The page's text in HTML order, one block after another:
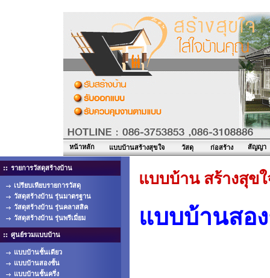
หน้าหลัก แบบบ้านสร้างสุขใจ วัสดุ ก่อสร้าง สัญญา
รายการวัสดุสร้างบ้าน
เปรียบเทียบรายการวัสดุ
วัสดุสร้างบ้าน รุ่นมาตรฐาน
วัสดุสร้างบ้าน รุ่นคลาสสิค
วัสดุสร้างบ้าน รุ่นพรีเมี่ยม
ศูนย์รวมแบบบ้าน
แบบบ้านชั้นเดียว
แบบบ้านสองชั้น
แบบบ้านชั้นครึ่ง
แบบบ้าน สร้างสุขใ
แบบบ้านส